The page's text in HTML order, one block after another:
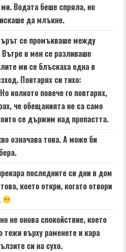
Водата беше спряла, но
да млъкне.
се промъкваше между
в мен се разливаше
ми се блъскаха една в
Повтарях си тихо:
колкото повече го повтарях,
че обещанията не са само
се държим над пропастта.
означава това. А може би
последните си дни в дом
което откри, когато отвори
не онова спокойствие, което
тежи върху раменете и кара
си на сухо.